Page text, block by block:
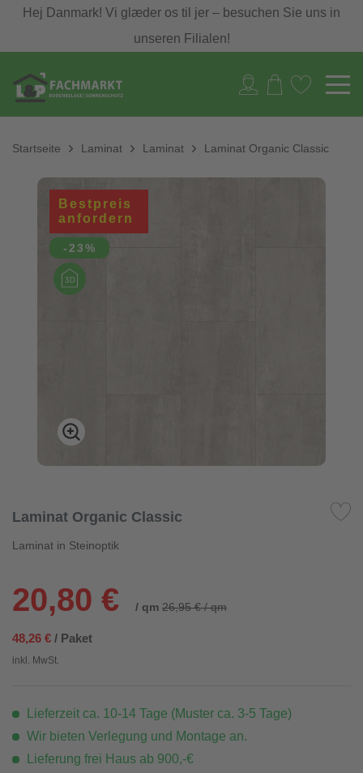
Hej Danmark! Vi glæder os til jer – besuchen Sie uns in
unseren Filialen!
Startseite Laminat Laminat Laminat Organic Classic
Bestpreis
anfordern
-23%
Laminat Organic Classic
Laminat in Steinoptik
20,80 € / qm 26,95 € / qm
48,26 € / Paket
inkl. MwSt.
Lieferzeit ca. 10-14 Tage (Muster ca. 3-5 Tage)
Wir bieten Verlegung und Montage an.
Lieferung frei Haus ab 900,-€